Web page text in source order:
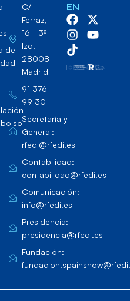
de
C/
Ferraz,
16 - 3º
Izq.
28008
Madrid
91 376
99 30
Secretaría y
General:
rfedi@rfedi.es
Contabilidad:
contabilidad@rfedi.es
Comunicación:
info@rfedi.es
Presidencia:
presidencia@rfedi.es
Fundación:
EN